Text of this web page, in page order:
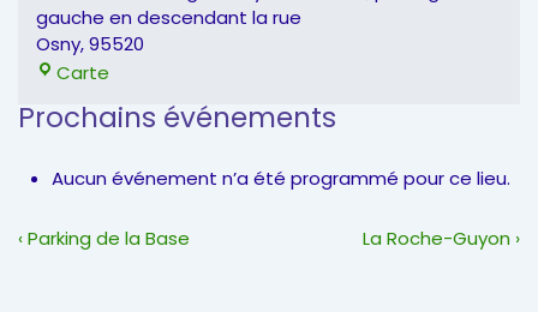
gauche en descendant la rue
Osny,95520
Carte
Prochains événements
Aucun événement n’a été programmé pour ce lieu.
Navigation
Previous
‹ Parking de la Base
Next
La Roche-Guyon ›